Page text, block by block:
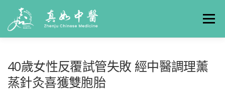
選單
40歲女性反覆試管失敗 經中醫調理薰
蒸針灸喜獲雙胞胎